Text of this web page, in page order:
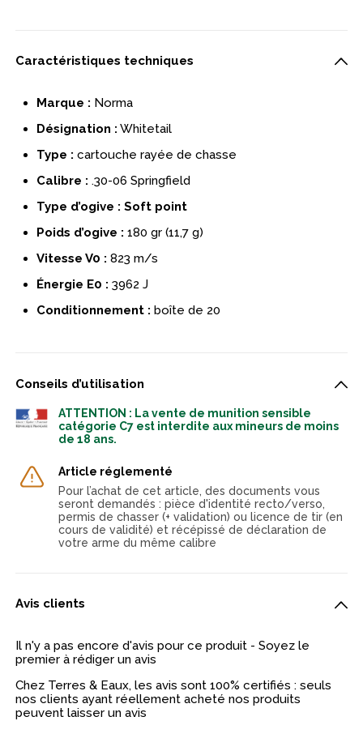
Caractéristiques techniques
Marque : Norma
Désignation : Whitetail
Type : cartouche rayée de chasse
Calibre : .30-06 Springfield
Type d’ogive : Soft point
Poids d’ogive : 180 gr (11,7 g)
Vitesse V0 : 823 m/s
Énergie E0 : 3962 J
Conditionnement : boîte de 20
Conseils d’utilisation
ATTENTION : La vente de munition sensible
catégorie C7 est interdite aux mineurs de moins
de 18 ans.
Article réglementé
Pour l’achat de cet article, des documents vous
seront demandés : pièce d'identité recto/verso,
permis de chasser (+ validation) ou licence de tir (en
cours de validité) et récépissé de déclaration de
votre arme du même calibre
Avis clients
Il n'y a pas encore d'avis pour ce produit - Soyez le
premier à rédiger un avis
Chez Terres & Eaux, les avis sont 100% certifiés : seuls
nos clients ayant réellement acheté nos produits
peuvent laisser un avis